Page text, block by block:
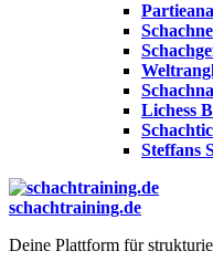
Lichess
Steffans
schachtraining.de
Deine Plattform für